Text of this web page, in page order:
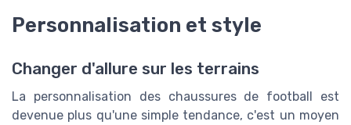
Personnalisation et style
Changer d'allure sur les terrains
La personnalisation des chaussures de football est
devenue plus qu'une simple tendance, c'est un moyen